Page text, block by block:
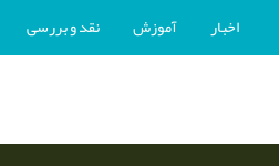
اخبار آموزش نقد و بررسی